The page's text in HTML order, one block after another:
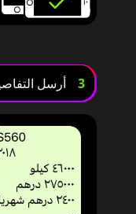
3 أرسل